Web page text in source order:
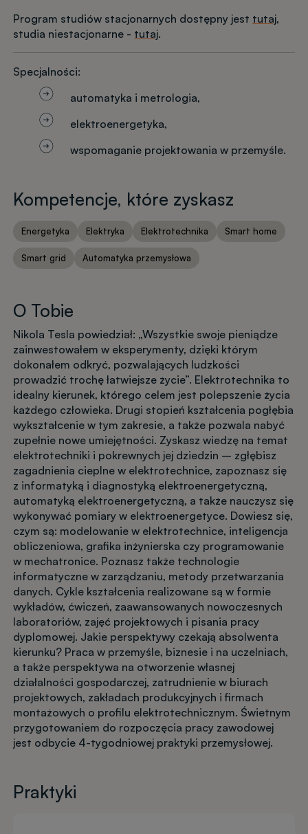
Program studiów stacjonarnych dostępny jest tutaj,
studia niestacjonarne - tutaj.
Specjalności:
automatyka i metrologia,
elektroenergetyka,
wspomaganie projektowania w przemyśle.
Kompetencje, które zyskasz
Energetyka Elektryka Elektrotechnika Smart home
Smart grid Automatyka przemysłowa
O Tobie
Nikola Tesla powiedział: „Wszystkie swoje pieniądze
zainwestowałem w eksperymenty, dzięki którym
dokonałem odkryć, pozwalających ludzkości
prowadzić trochę łatwiejsze życie”. Elektrotechnika to
idealny kierunek, którego celem jest polepszenie życia
każdego człowieka. Drugi stopień kształcenia pogłębia
wykształcenie w tym zakresie, a także pozwala nabyć
zupełnie nowe umiejętności. Zyskasz wiedzę na temat
elektrotechniki i pokrewnych jej dziedzin – zgłębisz
zagadnienia cieplne w elektrotechnice, zapoznasz się
z informatyką i diagnostyką elektroenergetyczną,
automatyką elektroenergetyczną, a także nauczysz się
wykonywać pomiary w elektroenergetyce. Dowiesz się,
czym są: modelowanie w elektrotechnice, inteligencja
obliczeniowa, grafika inżynierska czy programowanie
w mechatronice. Poznasz także technologie
informatyczne w zarządzaniu, metody przetwarzania
danych. Cykle kształcenia realizowane są w formie
wykładów, ćwiczeń, zaawansowanych nowoczesnych
laboratoriów, zajęć projektowych i pisania pracy
dyplomowej. Jakie perspektywy czekają absolwenta
kierunku? Praca w przemyśle, biznesie i na uczelniach,
a także perspektywa na otworzenie własnej
działalności gospodarczej, zatrudnienie w biurach
projektowych, zakładach produkcyjnych i firmach
montażowych o profilu elektrotechnicznym. Świetnym
przygotowaniem do rozpoczęcia pracy zawodowej
jest odbycie 4-tygodniowej praktyki przemysłowej.
Praktyki